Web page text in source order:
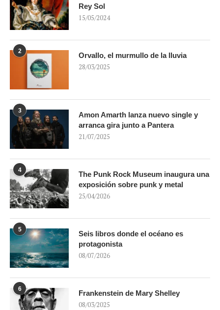
Rey Sol
15/05/2024
2
Orvallo, el murmullo de la lluvia
28/03/2025
3
Amon Amarth lanza nuevo single y
arranca gira junto a Pantera
21/07/2025
4
The Punk Rock Museum inaugura una
exposición sobre punk y metal
25/04/2026
5
Seis libros donde el océano es
protagonista
08/07/2026
6
Frankenstein de Mary Shelley
08/03/2025